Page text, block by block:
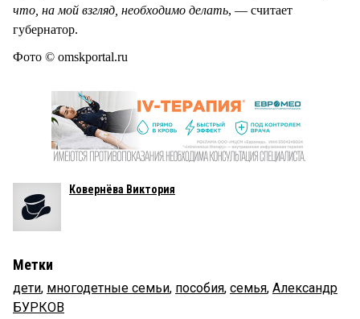
что, на мой взгляд, необходимо делать, — считает
губернатор.
Фото © omskportal.ru
Ковернёва Виктория
Метки
дети, многодетные семьи, пособия, семья, Александр
БУРКОВ